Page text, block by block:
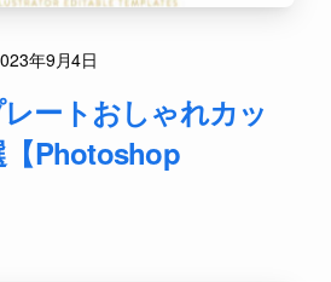
年9月4日
ートおしゃれカッ
【Photoshop